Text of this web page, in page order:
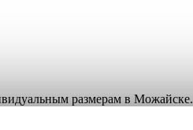
размерам в Можайске.